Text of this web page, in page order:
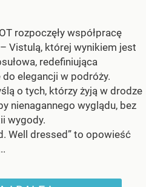
rozpoczęły współpracę
Vistulą, której wynikiem jest
redefiniująca
elegancji w podróży.
o tych, którzy żyją w drodze
nienagannego wyglądu, bez
wygody.
Well dressed” to opowieść